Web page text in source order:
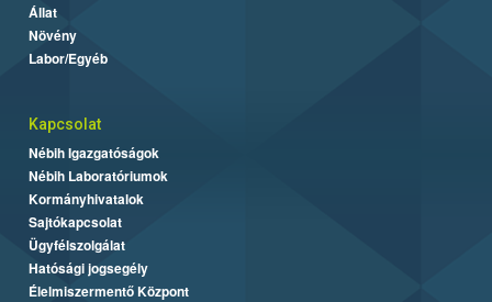
Állat
Növény
Labor/Egyéb
Kapcsolat
Nébih Igazgatóságok
Nébih Laboratóriumok
Kormányhivatalok
Sajtókapcsolat
Ügyfélszolgálat
Hatósági jogsegély
Élelmiszermentő Központ